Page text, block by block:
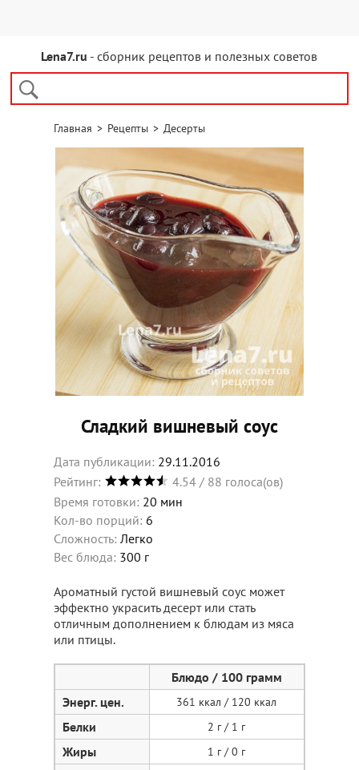
Lena7.ru - сборник рецептов и полезных советов
Главная > Рецепты> Десерты
Сладкий вишневый соус
29.11.2016
4.54/ 88 голоса(ов)
Время готовки: 20 мин
Кол-во порций: 6
Сложность: Легко
Вес блюда: 300 г
Ароматный густой вишневый соус может
эффектно украсить десерт или стать
отличным дополнением к блюдам из мяса
или птицы.
Блюдо / 100 грамм
Энерг. цен.
361 ккал / 120 ккал
Белки 2 г / 1 г
Жиры 1 г / 0 г